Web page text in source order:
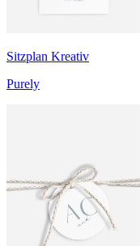
Sitzplan Kreativ
Purely